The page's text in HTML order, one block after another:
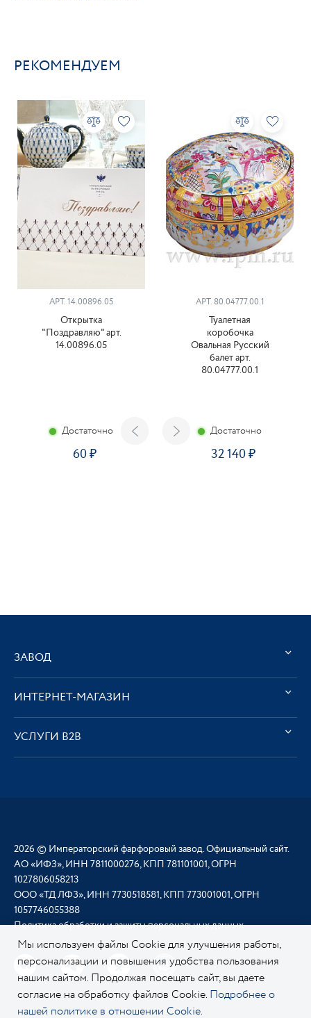
РЕКОМЕНДУЕМ
АРТ. 14.00896.05
Открытка
"Поздравляю" арт.
14.00896.05
Достаточно
60
АРТ. 80.04777.00.1
Туалетная
коробочка
Овальная Русский
балет арт.
80.04777.00.1
Достаточно
32 140
ЗАВОД
ИНТЕРНЕТ-МАГАЗИН
УСЛУГИ В2В
2026 © Императорский фарфоровый завод. Официальный сайт.
АО «ИФЗ», ИНН 7811000276, КПП 781101001, ОГРН
1027806058213
ООО «ТД ЛФЗ», ИНН 7730518581, КПП 773001001, ОГРН
1057746055388
Политика обработки и защиты персональных данных
Мы используем файлы Cookie для улучшения работы,
персонализации и повышения удобства пользования
нашим сайтом. Продолжая посещать сайт, вы даете
согласие на обработку файлов Cookie. Подробнее о
нашей политике в отношении Cookie.